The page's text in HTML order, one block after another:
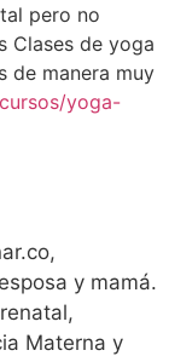
pero no
Clases de yoga
de manera muy
yoga-
y mamá.
Materna y